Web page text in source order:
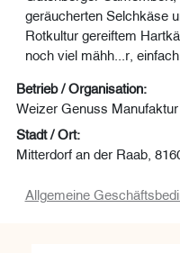
geräucherten Selchkäse
Rotkultur gereiftem
noch viel mähh...r,
Betrieb / Organisation:
Weizer Genuss Manufaktur
Stadt / Ort:
Mitterdorf an der Raab,
Allgemeine